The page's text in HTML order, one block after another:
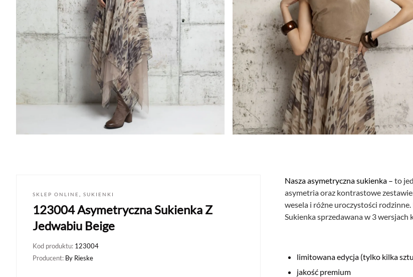
SKLEP ONLINE SUKIENKI
123004 Asymetryczna Sukienka Z
Jedwabiu Beige
Kod produktu: 123004
Producent: By Rieske
Nasza asymetryczna sukienka – to
asymetria oraz kontrastowe
wesela i różne uroczystości
Sukienka sprzedawana w 3 wersjach
limitowana edycja (tylko kilka
jakość premium